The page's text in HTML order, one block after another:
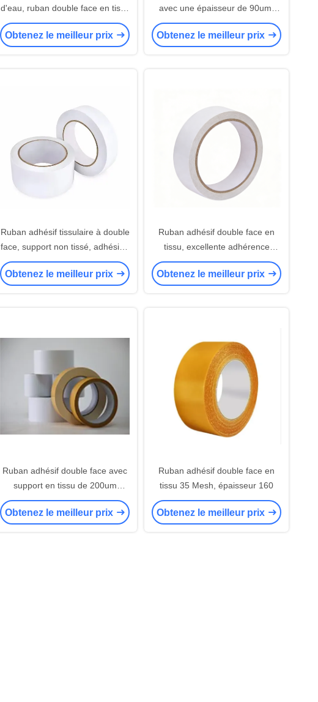
d'eau, ruban double face en tissu
avec protecteur en papier blanc
couché PE
Obtenez le meilleur prix
avec une épaisseur de 90um,
une adhésion de 14 N/25mm et
une résistance à la traction de 70
Obtenez le meilleur prix
Ruban adhésif tissulaire à double
face, support non tissé, adhésif à
haute adhérence des deux côtés
Obtenez le meilleur prix
Ruban adhésif double face en
tissu, excellente adhérence
initiale et pouvoir de maintien
Obtenez le meilleur prix
Ruban adhésif double face avec
support en tissu de 200um
d'épaisseur, 50 mesh
Obtenez le meilleur prix
Ruban adhésif double face en
tissu 35 Mesh, épaisseur 160
Obtenez le meilleur prix